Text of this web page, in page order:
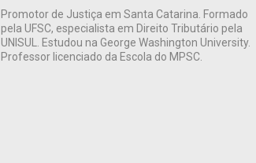
Promotor de Justiça em Santa Catarina. Formado
pela UFSC, especialista em Direito Tributário pela
UNISUL. Estudou na George Washington University.
Professor licenciado da Escola do MPSC.